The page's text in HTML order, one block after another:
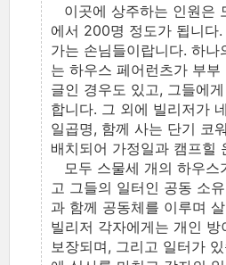
이곳에 상주하는 인원은
에서 200명 정도가 됩니다
가는 손님들이랍니다. 하
는 하우스 페어런츠가 부
글인 경우도 있고, 그들에
합니다. 그 외에 빌리저가
일곱명, 함께 사는 단기 코
배치되어 가정일과 캠프힐
모두 스물세 개의 하우스
고 그들의 일터인 공동 소
과 함께 공동체를 이루며
빌리저 각자에게는 개인 방
보장되며, 그리고 일터가